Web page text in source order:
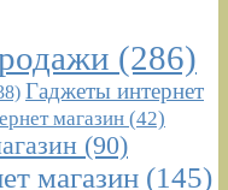
(286)
Гаджеты интернет
магазин (42)
(90)
магазин (145)